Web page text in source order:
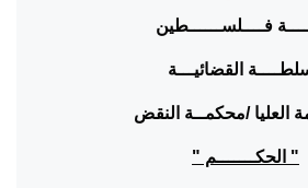
فــــلســــــطين
القضائيـــة
العليا /محكمــة النقض
" الحكـــــــم "